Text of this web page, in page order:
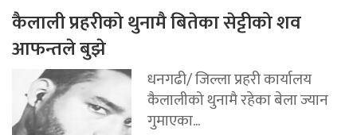
कैलाली प्रहरीको थुनामै बितेका सेट्टीको शव
आफन्तले बुझे
धनगढी/ जिल्ला प्रहरी कार्यालय
कैलालीको थुनामै रहेका बेला ज्यान
गुमाएका...